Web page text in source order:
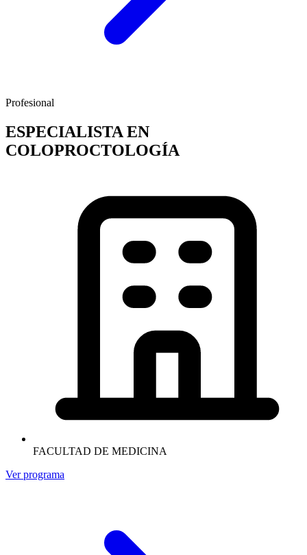
Profesional
ESPECIALISTA EN
COLOPROCTOLOGÍA
FACULTAD DE MEDICINA
Ver programa